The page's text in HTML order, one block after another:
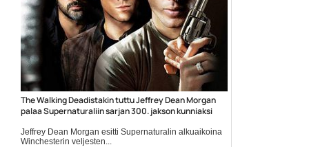
The Walking Deadistakin tuttu Jeffrey Dean Morgan
palaa Supernaturaliin sarjan 300. jakson kunniaksi
Jeffrey Dean Morgan esitti Supernaturalin alkuaikoina
Winchesterin veljesten...